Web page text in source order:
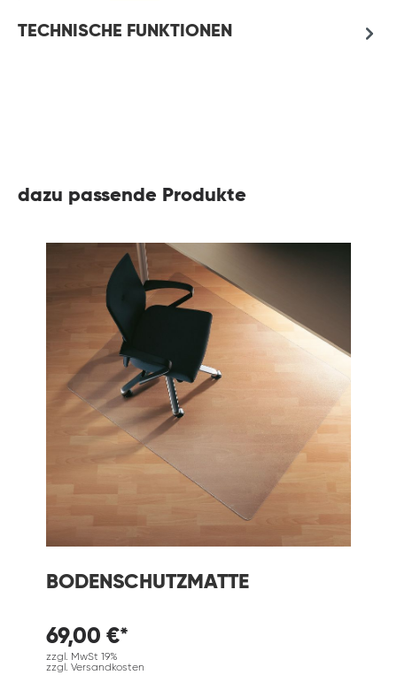
TECHNISCHE FUNKTIONEN
dazu passende Produkte
BODENSCHUTZMATTE
69,00 €*
zzgl. MwSt 19%
zzgl. Versandkosten